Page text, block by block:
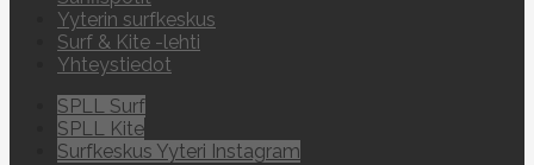
Yyterin surfkeskus
Surf & Kite -lehti
Yhteystiedot
SPLL Surf
SPLL Kite
Surfkeskus Yyteri Instagram